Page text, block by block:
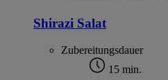
Shirazi Salat
Zubereitungsdauer
15 min.